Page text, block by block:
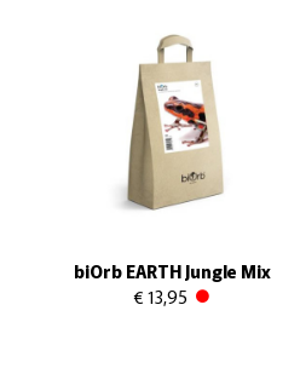
biOrb EARTH Jungle Mix
€ 13,95